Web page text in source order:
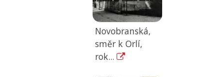
Novobranská,
směr k Orlí,
rok...